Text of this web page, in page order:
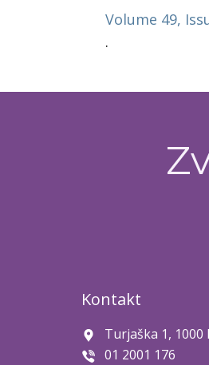
Volume 49,
.
Kontakt
Turjaška 1, 1000
01 2001 176